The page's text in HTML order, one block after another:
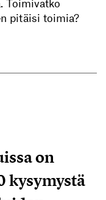
Toimivatko
pitäisi toimia?
on
kysymystä